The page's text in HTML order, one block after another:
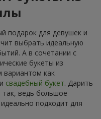
подарок для девушек и
выбрать идеальную
А в сочетании с
букеты из
вариантом как
свадебный букет. Дарить
ведь большое
подходит для